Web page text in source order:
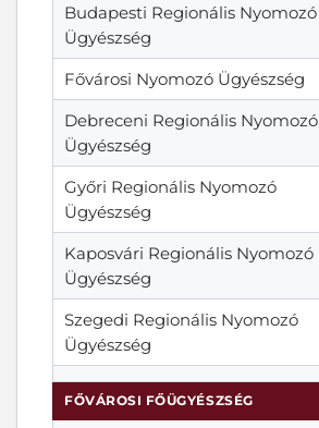
Budapesti Regionális Nyomozó
Ügyészség
Fővárosi Nyomozó Ügyészség
Debreceni Regionális Nyomozó
Ügyészség
Győri Regionális Nyomozó
Ügyészség
Kaposvári Regionális Nyomozó
Ügyészség
Szegedi Regionális Nyomozó
Ügyészség
FŐVÁROSI FŐÜGYÉSZSÉG